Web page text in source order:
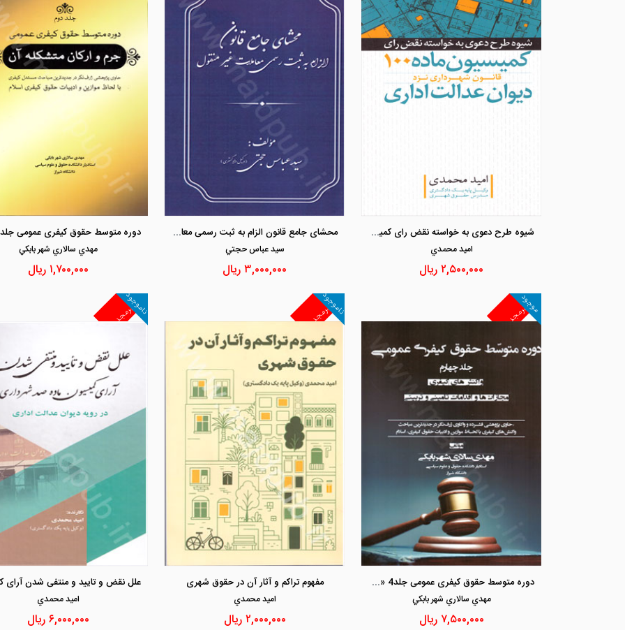
مشاهده و خرید
شیوه طرح دعوی به خواسته نقض رای کمیسیون ماده 100 قانون شهرداری نزد دیوان عدالت اداری
اميد محمدي
۲,۵۰۰,۰۰۰ریال
مشاهده و خرید
محشای جامع قانون الزام به ثبت رسمی معاملات غیر منقول
سيد عباس حجتي
۳,۰۰۰,۰۰۰ریال
مهدي سالاري شهر بابكي
۱,۷۰۰,۰۰۰ ریال
غیرمجد
موجود
مشاهده و خرید
دوره متوسط حقوق کیفری عمومی جلد4 «واکنش های کیفری مجازات ها و اقدامات تامینی و تربیتی»
مهدي سالاري شهر بابكي
۷,۵۰۰,۰۰۰ ریال
غیرمجد
ناموجود
مشاهده و خرید
مفهوم تراکم و آثار آن در حقوق شهری
اميد محمدي
۲,۰۰۰,۰۰۰ریال
غیرمجد
ناموجود
اميد محمدي
۶,۰۰۰,۰۰۰ریال